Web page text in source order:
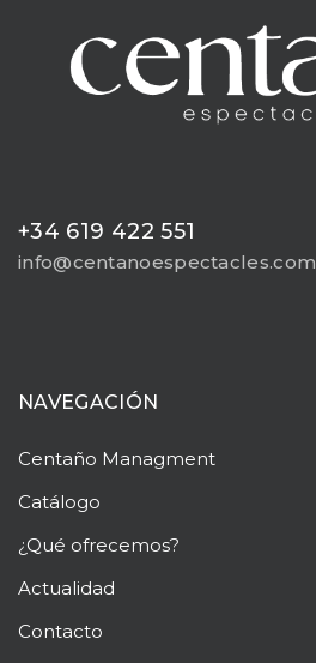
+34 619 422 551
info@centanoespectacles.com
NAVEGACIÓN
Centaño Managment
Catálogo
¿Qué ofrecemos?
Actualidad
Contacto